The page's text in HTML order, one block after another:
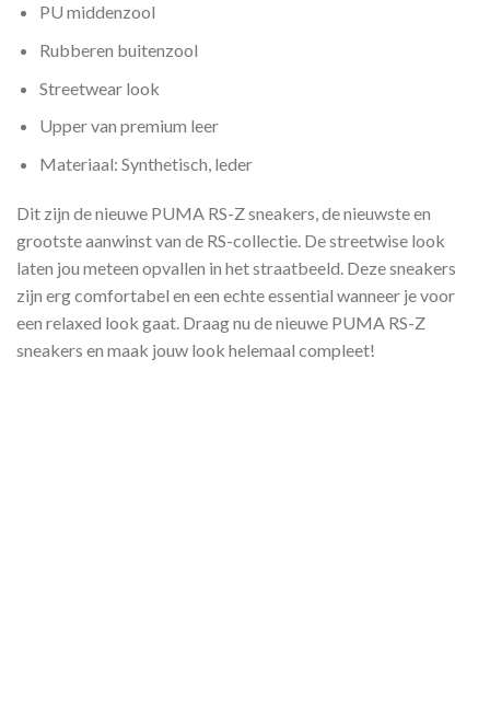
PU middenzool
Rubberen buitenzool
Streetwear look
Upper van premium leer
Materiaal: Synthetisch, leder
Dit zijn de nieuwe PUMA RS-Z sneakers, de nieuwste en
grootste aanwinst van de RS-collectie. De streetwise look
laten jou meteen opvallen in het straatbeeld. Deze sneakers
zijn erg comfortabel en een echte essential wanneer je voor
een relaxed look gaat. Draag nu de nieuwe PUMA RS-Z
sneakers en maak jouw look helemaal compleet!